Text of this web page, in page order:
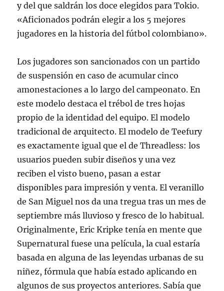
y del que saldrán los doce elegidos para Tokio.
«Aficionados podrán elegir a los 5 mejores
jugadores en la historia del fútbol colombiano».
Los jugadores son sancionados con un partido
de suspensión en caso de acumular cinco
amonestaciones a lo largo del campeonato. En
este modelo destaca el trébol de tres hojas
propio de la identidad del equipo. El modelo
tradicional de arquitecto. El modelo de Teefury
es exactamente igual que el de Threadless: los
usuarios pueden subir diseños y una vez
reciben el visto bueno, pasan a estar
disponibles para impresión y venta. El veranillo
de San Miguel nos da una tregua tras un mes de
septiembre más lluvioso y fresco de lo habitual.
Originalmente, Eric Kripke tenía en mente que
Supernatural fuese una película, la cual estaría
basada en alguna de las leyendas urbanas de su
niñez, fórmula que había estado aplicando en
algunos de sus proyectos anteriores. Sabía que